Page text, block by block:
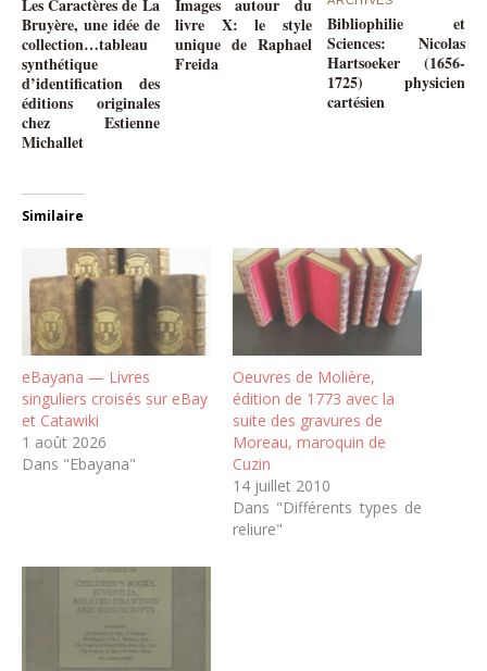
Les Caractères de La
Bruyère, une idée de
collection…tableau
synthétique
d’identification des
éditions originales
chez Estienne
Michallet
Images autour du
livre X: le style
unique de Raphael
Freida
Bibliophilie et
Sciences: Nicolas
Hartsoeker (1656-
1725) physicien
cartésien
Similaire
eBayana — Livres
singuliers croisés sur eBay
et Catawiki
1 août 2026
Dans "Ebayana"
Oeuvres de Molière,
édition de 1773 avec la
suite des gravures de
Moreau, maroquin de
Cuzin
14 juillet 2010
Dans "Différents types de
reliure"